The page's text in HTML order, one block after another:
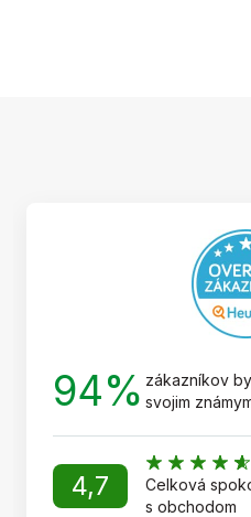
94% zákazníkov
svojim
4,7
Celková
s obchodom